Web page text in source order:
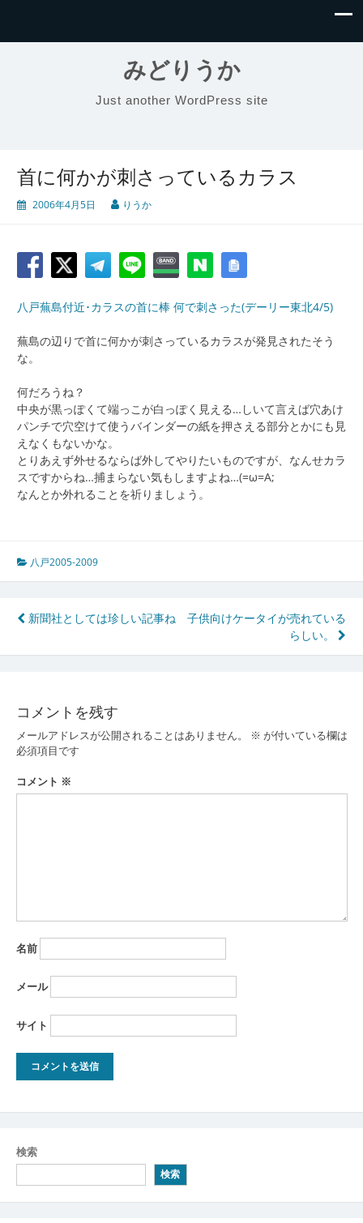
みどりうか
Just another WordPress site
首に何かが刺さっているカラス
2006年4月5日 りうか
八戸蕪島付近･カラスの首に棒 何で刺さった(デーリー東北4/5)
蕪島の辺りで首に何かが刺さっているカラスが発見されたそう
な。
何だろうね？
中央が黒っぽくて端っこが白っぽく見える…しいて言えば穴あけ
パンチで穴空けて使うバインダーの紙を押さえる部分とかにも見
えなくもないかな。
とりあえず外せるならば外してやりたいものですが、なんせカラ
スですからね…捕まらない気もしますよね…(=ω=A;
なんとか外れることを祈りましょう。
八戸2005-2009
投
稿
ビ
ゲ
ー
シ
新聞社としては珍しい記事ね
子供向けケータイが売れている
らしい。
コメントを残す
メールアドレスが公開されることはありません。 ※ が付いている欄は
必須項目です
コメント ※
名前
メール
サイト
検索
検索